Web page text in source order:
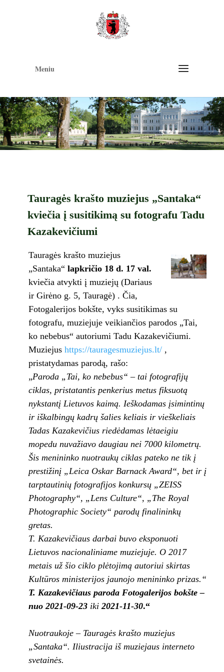
Meniu
Tauragės krašto muziejus „Santaka“
kviečia į susitikimą su fotografu Tadu
Kazakevičiumi
Tauragės krašto muziejus
„Santaka“ lapkričio 18 d. 17 val.
kviečia atvykti į muziejų (Dariaus
ir Girėno g. 5, Tauragė) . Čia,
Fotogalerijos bokšte, vyks susitikimas su
fotografu, muziejuje veikiančios parodos „Tai,
ko nebebus“ autoriumi Tadu Kazakevičiumi.
Muziejus https://tauragesmuziejus.lt/,
pristatydamas parodą, rašo:
„Paroda „Tai, ko nebebus“ – tai fotografijų
ciklas, pristatantis penkerius metus fiksuotą
nykstantį Lietuvos kaimą. Ieškodamas įsimintinų
ir iškalbingų kadrų šalies keliais ir vieškeliais
Tadas Kazakevičius riedėdamas lėtaeigiu
mopedu nuvažiavo daugiau nei 7000 kilometrų.
Šis menininko nuotraukų ciklas pateko ne tik į
prestižinį „Leica Oskar Barnack Award“, bet ir į
tarptautinių fotografijos konkursų „ZEISS
Photography“, „Lens Culture“, „The Royal
Photographic Society“ parodų finalininkų
gretas.
T. Kazakevičiaus darbai buvo eksponuoti
Lietuvos nacionaliniame muziejuje. O 2017
metais už šio ciklo plėtojimą autoriui skirtas
Kultūros ministerijos jaunojo menininko prizas.“
T. Kazakevičiaus paroda Fotogalerijos bokšte –
nuo 2021-09-23iki2021-11-30.“
Nuotraukoje – Tauragės krašto muziejus
„Santaka“. Iliustracija iš muziejaus interneto
svetainės.